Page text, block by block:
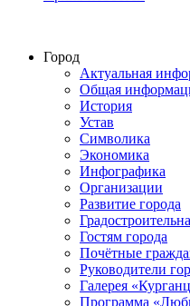
Город
Актуальная
Общая
История
Устав
Символика
Экономика
Инфографика
Организации
Развитие города
Гостям города
Почётные
Руководители
Галерея
Программа